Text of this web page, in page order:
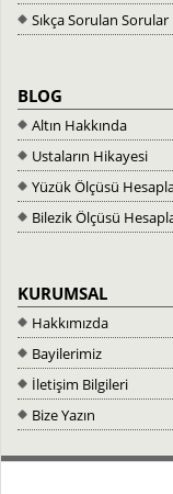
Sıkça Sorulan Sorular
BLOG
Altın Hakkında
Ustaların Hikayesi
Yüzük Ölçüsü
Bilezik Ölçüsü
KURUMSAL
Hakkımızda
Bayilerimiz
İletişim Bilgileri
Bize Yazın